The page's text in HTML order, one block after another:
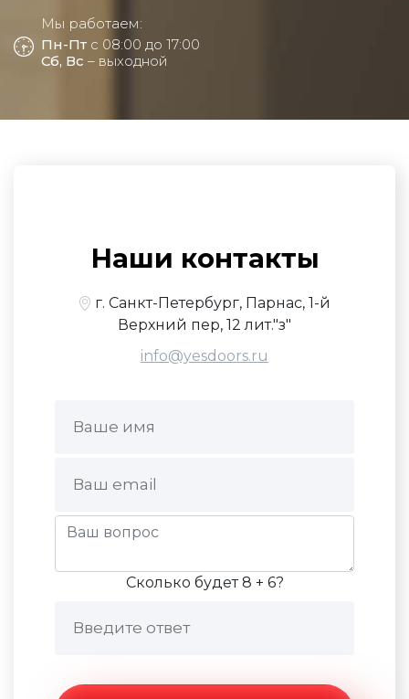
Мы работаем:
Пн-Пт с 08:00 до 17:00
Сб, Вс – выходной
Наши контакты
г. Санкт-Петербург, Парнас, 1-й
Верхний пер, 12 лит."з"
info@yesdoors.ru
Сколько будет 8 + 6?